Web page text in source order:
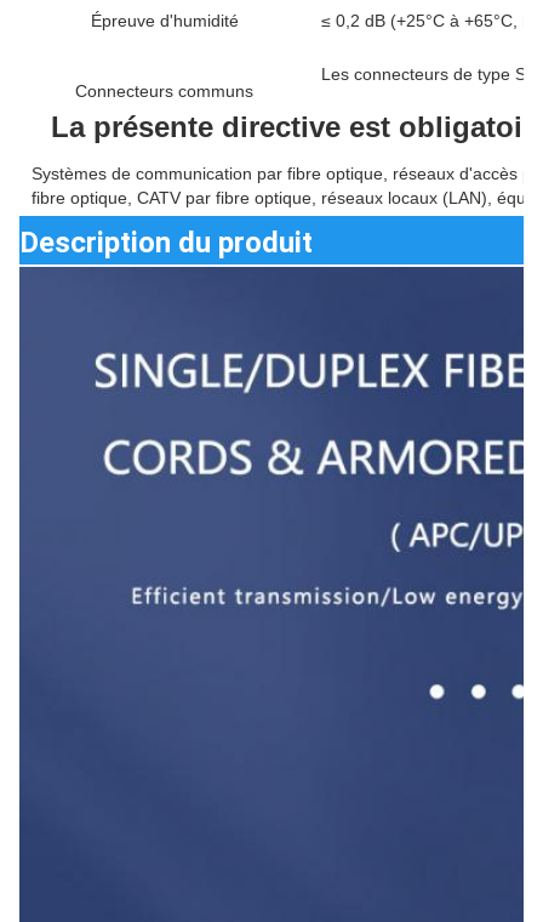
Épreuve d'humidité ≤ 0,2 dB (+25°C à +65°C,
Connecteurs communs
Les connecteurs de type S
La présente directive est
Systèmes de communication par fibre optique, réseaux d'accès
fibre optique, CATV par fibre optique, réseaux locaux (LAN),
Description du produit